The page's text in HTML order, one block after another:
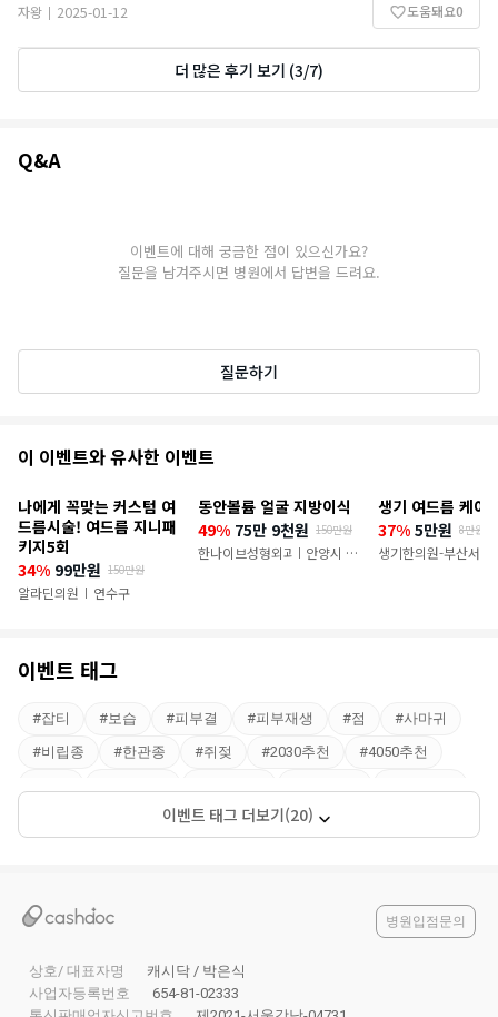
자왕
2025-01-12 도움돼요0
더 많은 후기 보기 (3/7)
Q&A
이벤트에 대해 궁금한 점이 있으신가요?
질문을 남겨주시면 병원에서 답변을 드려요.
질문하기
추
이
벤
트
이 이벤트와 유사한 이벤트
나에게 꼭맞는 커스텀 여
드름시술! 여드름 지니패
키지5회
34% 99만원 150만원
알라딘의원 | 연수구
동안볼륨 얼굴 지방이식
49% 75만 9천원 150만원
한나이브성형외과의원
|
안양시 만
생기 여드름 케어
37% 5만원 8만원
생기한의원-부산서면
이벤트 태그
#잡티 #보습 #피부결 #피부재생 #점 #사마귀
#비립종 #한관종 #쥐젖 #2030추천 #4050추천
60대추천 #아토피 #피부염
이벤트 태그 더보기(20)
병원입점문의
상호/ 대표자명
캐시닥 / 박은식
사업자등록번호
654-81-02333